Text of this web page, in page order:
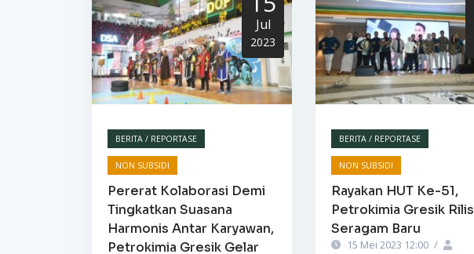
Jul
2023
BERITA / REPORTASE
NON SUBSIDI
Pererat Kolaborasi Demi
Tingkatkan Suasana
Harmonis Antar Karyawan,
Petrokimia Gresik Gelar
BERITA / REPORTASE
NON SUBSIDI
Rayakan HUT Ke-51,
Petrokimia Gresik Rilis
Seragam Baru
15 Mei 2023 12:00 /